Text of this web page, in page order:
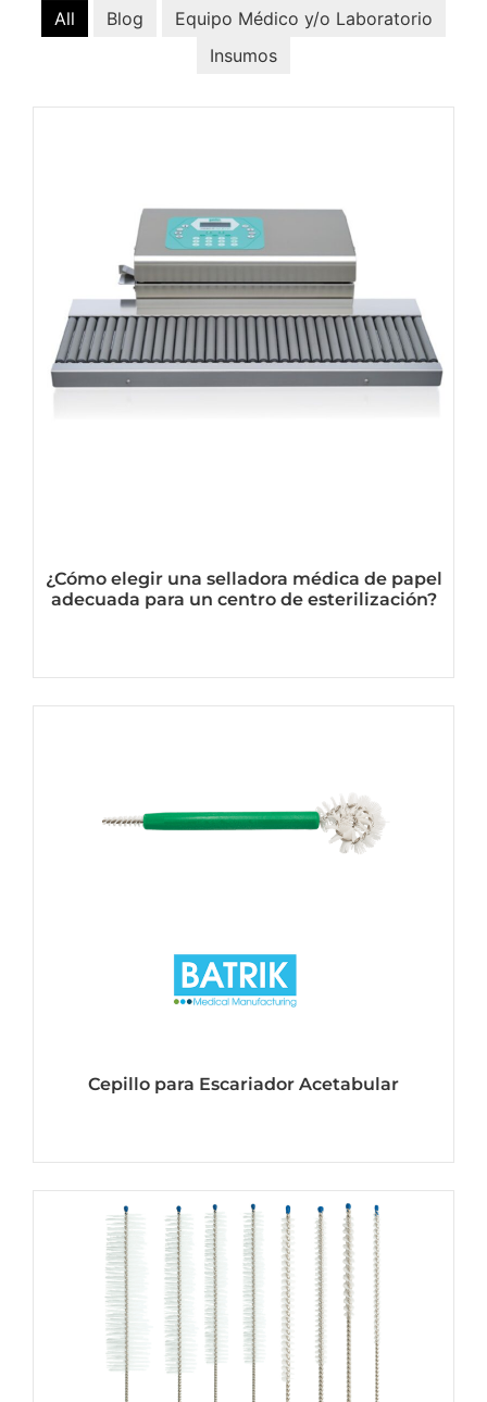
All Blog
Equipo Médico y/o Laboratorio
Insumos
¿Cómo elegir una selladora médica de papel
adecuada para un centro de esterilización?
Cepillo para Escariador Acetabular